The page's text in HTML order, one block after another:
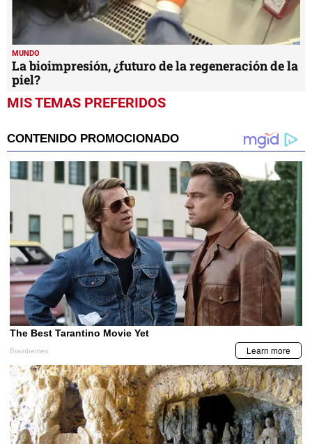
MUNDO
La bioimpresión, ¿futuro de la regeneración de la
piel?
MIS TEMAS PREFERIDOS